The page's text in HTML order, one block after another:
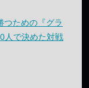
つための『グラ
人で決めた対戦